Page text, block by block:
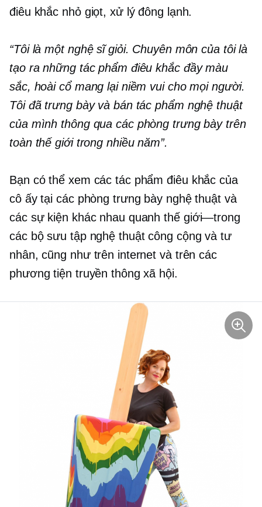
điêu khắc nhỏ giọt, xử lý đông lạnh.
“Tôi là một nghệ sĩ giỏi. Chuyên môn của tôi là
tạo ra những tác phẩm điêu khắc đầy màu
sắc, hoài cổ mang lại niềm vui cho mọi người.
Tôi đã trưng bày và bán tác phẩm nghệ thuật
của mình thông qua các phòng trưng bày trên
toàn thế giới trong nhiều năm”.
Bạn có thể xem các tác phẩm điêu khắc của
cô ấy tại các phòng trưng bày nghệ thuật và
các sự kiện khác nhau quanhthế giới—trong
các bộ sưu tập nghệ thuật công cộng và tư
nhân, cũng như trên internet và trên các
phương tiện truyền thông xã hội.